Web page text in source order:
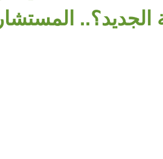
المستشار